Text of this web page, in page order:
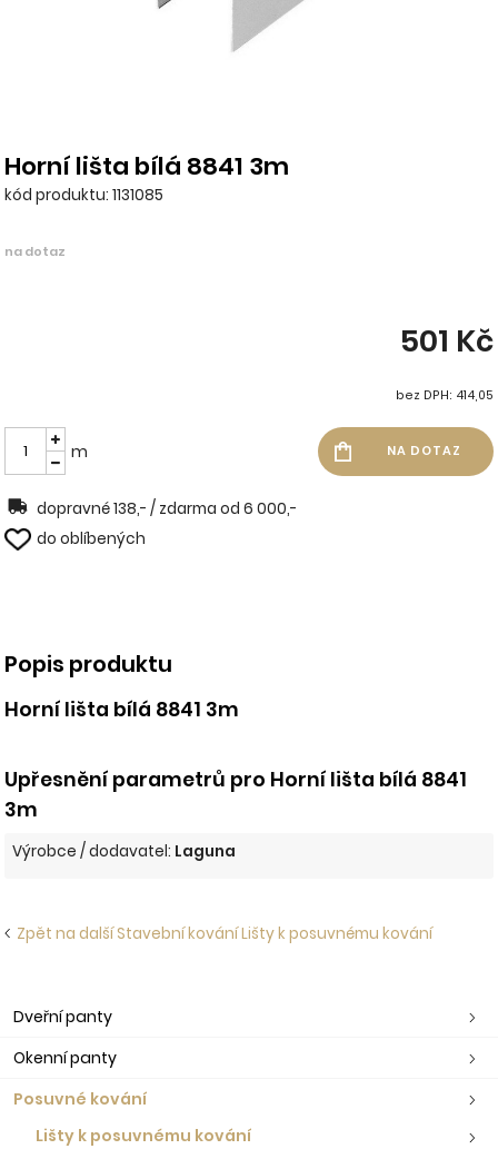
Horní lišta bílá 8841 3m
kód produktu: 1131085
na dotaz
501 Kč
bez DPH: 414,05
m
dopravné 138,- / zdarma od 6 000,-
do oblíbených
Popis produktu
Horní lišta bílá 8841 3m
Upřesnění parametrů pro Horní lišta bílá 8841
3m
Výrobce / dodavatel: Laguna
Zpět na další Stavební kování Lišty k posuvnému kování
Dveřní panty
Okenní panty
Posuvné kování
Lišty k posuvnému kování